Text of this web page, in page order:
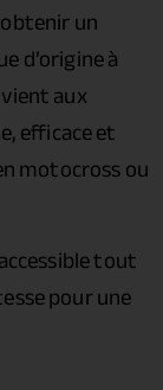
un
d’origine à
aux
efficace et
motocross ou
tout
pour une